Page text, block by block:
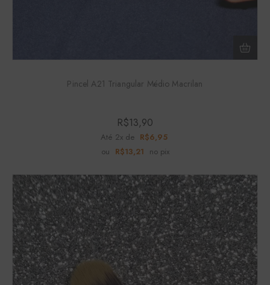
Pincel A21 Triangular Médio Macrilan
R$13,90
Até 2x de R$6,95
ou R$13,21 no pix